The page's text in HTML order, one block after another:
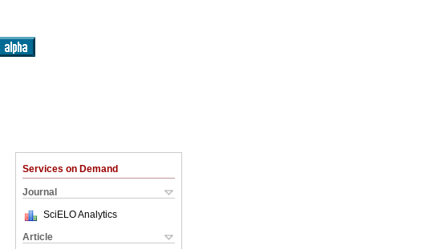
Services on Demand
Journal
SciELO Analytics
Article